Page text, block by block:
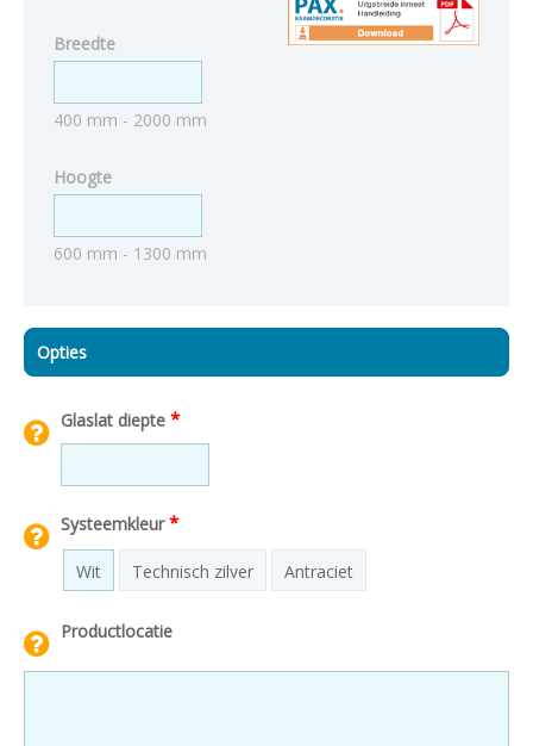
Breedte
400 mm - 2000 mm
Hoogte
600 mm - 1300 mm
Opties
Glaslat diepte *
Systeemkleur*
Wit Technisch zilver Antraciet
Productlocatie